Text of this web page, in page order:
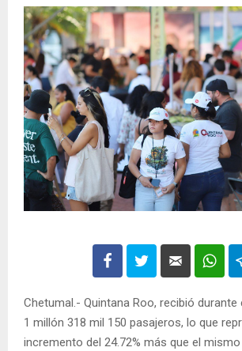
Chetumal.- Quintana Roo, recibió durante
1 millón 318 mil 150 pasajeros, lo que
incremento del 24.72% más que el